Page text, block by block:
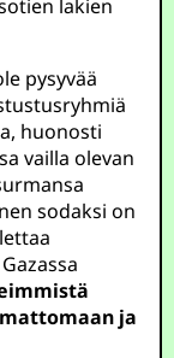
lakien
pysyvää
huonosti
vailla olevan
sodaksi on
ja